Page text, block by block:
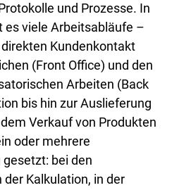
und Prozesse. In
es viele Arbeitsabläufe –
Kundenkontakt
(Front Office) und den
Arbeiten (Back
bis hin zur Auslieferung
Verkauf von Produkten
oder mehrere
bei den
Kalkulation, in der